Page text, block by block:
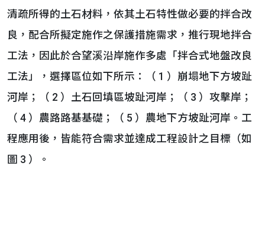
清疏所得的土石材料，依其土石特性做必要的拌合改
良，配合所擬定施作之保護措施需求，推行現地拌合
工法，因此於合望溪沿岸施作多處「拌合式地盤改良
工法」，選擇區位如下所示：（ 1 ）崩塌地下方坡趾
河岸；（ 2 ）土石回填區坡趾河岸；（ 3 ）攻擊岸；
（ 4 ）農路路基基礎；（ 5 ）農地下方坡趾河岸。工
程應用後，皆能符合需求並達成工程設計之目標（如
圖 3 ）。